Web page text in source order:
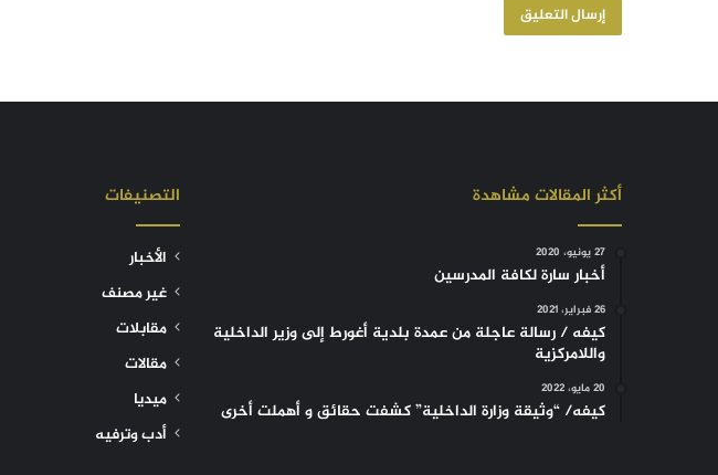
أكثر المقالات مشاهدة
27 يونيو، 2020
أخبار سارة لكافة المدرسين
26 فبراير، 2021
كيفه / رسالة عاجلة من عمدة بلدية أغورط إلى وزير الداخلية
واللامركزية
20 مايو، 2022
كيفه/ “وثيقة وزارة الداخلية” كشفت حقائق و أهملت أخرى
التصنيفات
الأخبار
غير مصنف
مقابلات
مقالات
ميديا
أدب وترفيه